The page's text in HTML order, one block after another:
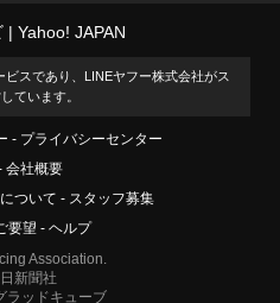
Yahoo! JAPAN
ビスであり、LINEヤフー株式会社がス
ています。
プライバシーセンター
会社概要
ついて
スタッフ募集
要望
ヘルプ
Association.
新聞社
ラッドキューブ